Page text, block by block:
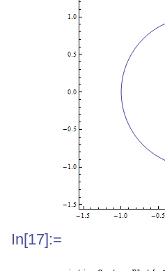
In[17]:=